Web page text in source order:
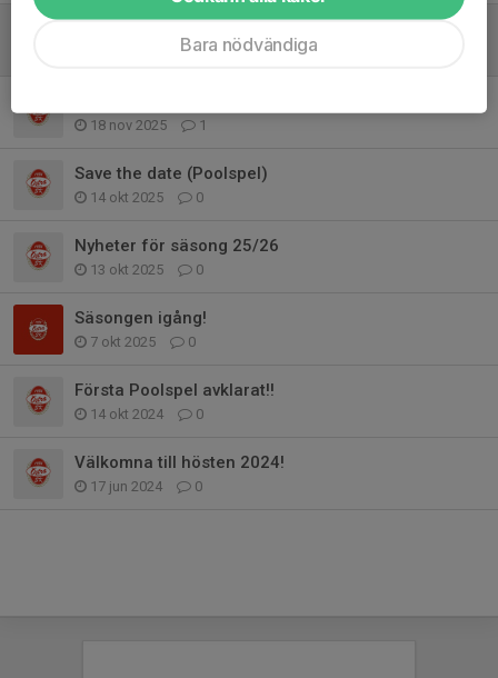
0
18 nov 2025 1
Save the date (Poolspel)
14 okt 2025 0
Nyheter för säsong 25/26
13 okt 2025 0
Säsongen igång!
7 okt 2025 0
Första Poolspel avklarat!!
14 okt 2024 0
Välkomna till hösten 2024!
17 jun 2024 0
Bara nödvändiga